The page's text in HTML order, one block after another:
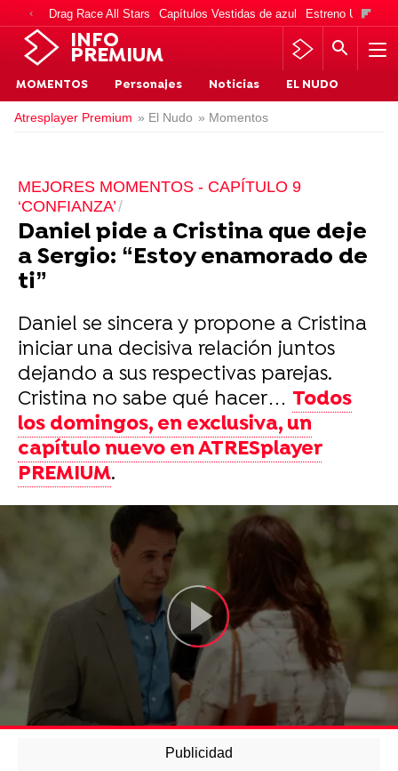
Drag Race All Stars Capítulos Vestidas de azul Estreno Una
INFO
PREMIUM
MOMENTOS Personajes Noticias EL NUDO
Atresplayer Premium » El Nudo » Momentos
MEJORES MOMENTOS - CAPÍTULO 9
‘CONFIANZA’
Daniel pide a Cristina que deje
a Sergio: “Estoy enamorado de
ti”
Daniel se sincera y propone a Cristina
iniciar una decisiva relación juntos
dejando a sus respectivas parejas.
Cristina no sabe qué hacer… Todos
los domingos, en exclusiva, un
capítulo nuevo en ATRESplayer
PREMIUM.